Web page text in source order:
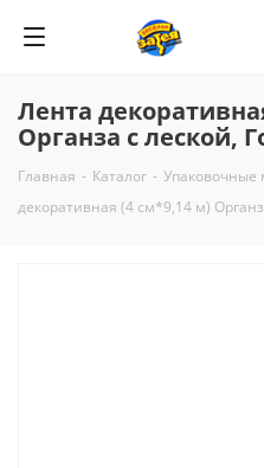
Лента
Органза с леской,
Главная - Каталог - Упаковочные
декоративная (4 см*9,14 м)